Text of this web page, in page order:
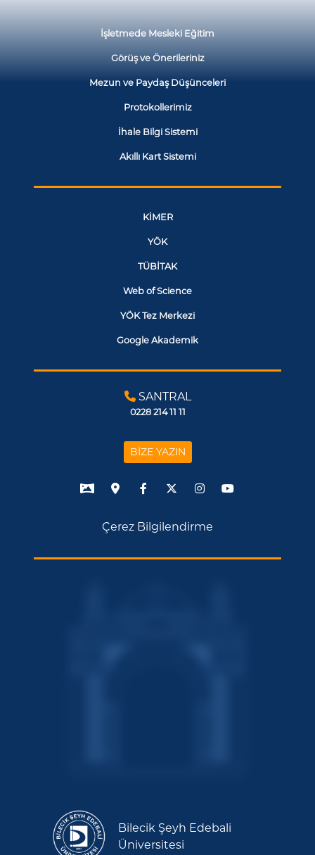
Bilecik Şeyh Edebali
Üniversitesi
İşletmede Mesleki Eğitim
Görüş ve Önerileriniz
Mezun ve Paydaş Düşünceleri
Protokollerimiz
İhale Bilgi Sistemi
Akıllı Kart Sistemi
KİMER
YÖK
TÜBİTAK
Web of Science
YÖK Tez Merkezi
Google Akademik
SANTRAL
0228 214 11 11
BİZE YAZIN
Çerez Bilgilendirme